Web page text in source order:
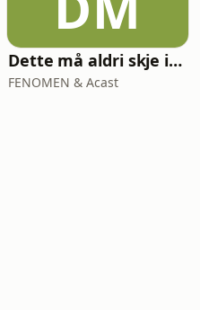
Dette må aldri skje igjen
FENOMEN & Acast